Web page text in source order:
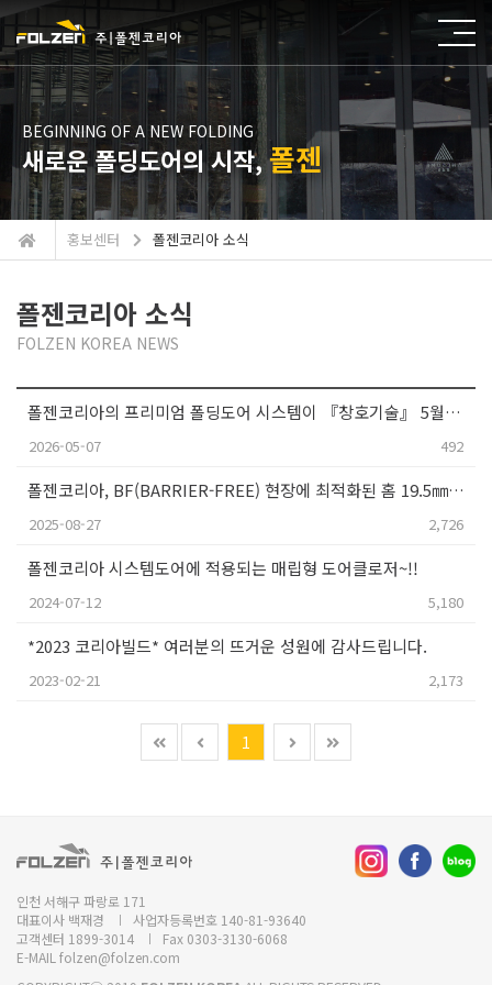
BEGINNING OF A NEW FOLDING
새로운 폴딩도어의 시작,폴젠
홍보센터 폴젠코리아 소식
폴젠코리아 소식
FOLZEN KOREA NEWS
폴젠코리아의 프리미엄 폴딩도어 시스템이 『창호기술』 5월호에 소개되었습니다!
2026-05-07 492
폴젠코리아, BF(BARRIER-FREE) 현장에 최적화된 홈 19.5㎜ BF 하부레일 출시!!
2025-08-27 2,726
폴젠코리아 시스템도어에 적용되는 매립형 도어클로저~!!
2024-07-12 5,180
*2023 코리아빌드* 여러분의 뜨거운 성원에 감사드립니다.
2023-02-21 2,173
1
인천 서해구 파랑로 171
대표이사 백재경
사업자등록번호 140-81-93640
고객센터 1899-3014
Fax 0303-3130-6068
E-MAIL folzen@folzen.com